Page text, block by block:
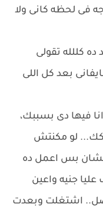
فى لحظه كانى ولا
كللله تقولى
بعد كل اللى
فيها دى بسببك،
لو مكنتش
بس اعمل ده
جنيه واعين
اشتغلت وبعدت